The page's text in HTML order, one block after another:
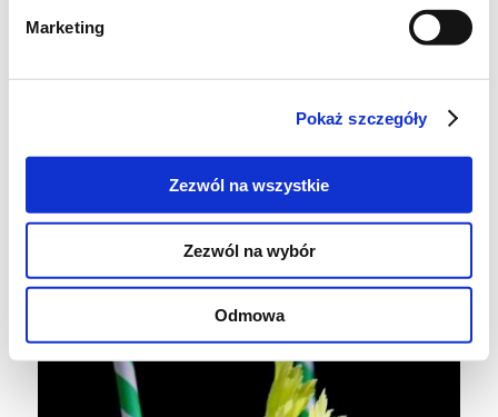
Marketing
Pokaż szczegóły
Zezwól na wszystkie
Zezwól na wybór
Odmowa
przepuścić przez sokowirówkę sok zlać do
blendera i zmiksować z natką kolendry na
gładko - dodać wyciśnięty jeszcze sok z
słodki można dosłodzić np syropem z agawy .